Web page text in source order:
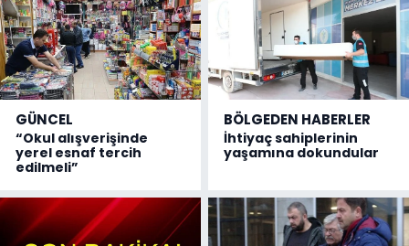
GÜNCEL
“Okul alışverişinde
yerel esnaf tercih
edilmeli”
BÖLGEDEN HABERLER
İhtiyaç sahiplerinin
yaşamına dokundular